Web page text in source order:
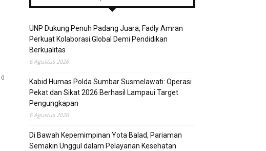
0
UNP Dukung Penuh Padang Juara, Fadly Amran
Perkuat Kolaborasi Global Demi Pendidikan
Berkualitas
6 Agustus 2026
Kabid Humas Polda Sumbar Susmelawati: Operasi
Pekat dan Sikat 2026 Berhasil Lampaui Target
Pengungkapan
6 Agustus 2026
Di Bawah Kepemimpinan Yota Balad, Pariaman
Semakin Unggul dalam Pelayanan Kesehatan